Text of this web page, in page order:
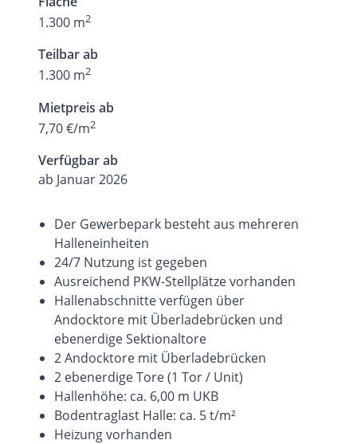
1.300 m2
Teilbar ab
1.300 m2
Mietpreis ab
7,70 €/m2
Verfügbar ab
ab Januar 2026
Der Gewerbepark besteht aus mehreren
Halleneinheiten
24/7 Nutzung ist gegeben
Ausreichend PKW-Stellplätze vorhanden
Hallenabschnitte verfügen über
Andocktore mit Überladebrücken und
ebenerdige Sektionaltore
2 Andocktore mit Überladebrücken
2 ebenerdige Tore (1 Tor / Unit)
Hallenhöhe: ca. 6,00 m UKB
Bodentraglast Halle: ca. 5 t/m²
Heizung vorhanden